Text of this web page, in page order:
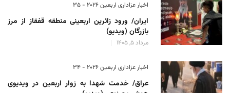
اخبار عزاداری اربعین ۲۰۲۶ - 35
ایران/ ورود زائرین اربعینی منطقه قفقاز از مرز
بازرگان (ویدیو)
مرداد 5, 1405
اخبار عزاداری اربعین ۲۰۲۶ - 34
عراق/ خدمت شهدا به زوار اربعین در ویدیوی